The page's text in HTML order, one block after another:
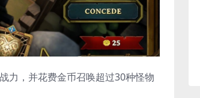
力，并花费金币召唤超过30种怪物